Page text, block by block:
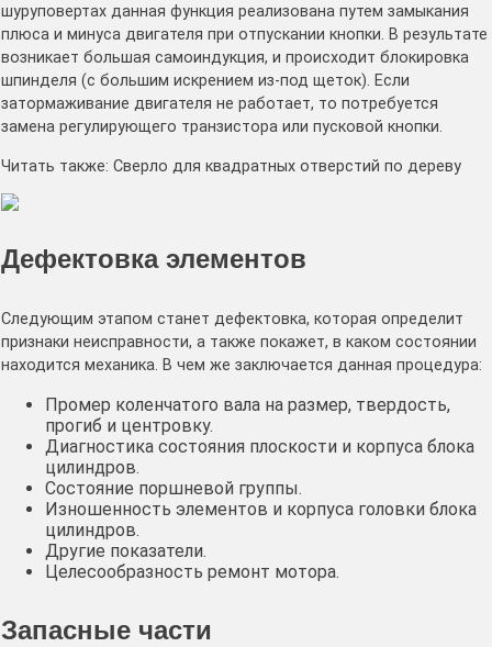
шуруповертах данная функция реализована путем замыкания
плюса и минуса двигателя при отпускании кнопки. В результате
возникает большая самоиндукция, и происходит блокировка
шпинделя (с большим искрением из-под щеток). Если
затормаживание двигателя не работает, то потребуется
замена регулирующего транзистора или пусковой кнопки.
Читать также: Сверло для квадратных отверстий по дереву
Дефектовка элементов
Следующим этапом станет дефектовка, которая определит
признаки неисправности, а также покажет, в каком состоянии
находится механика. В чем же заключается данная процедура:
Промер коленчатого вала на размер, твердость,
прогиб и центровку.
Диагностика состояния плоскости и корпуса блока
цилиндров.
Состояние поршневой группы.
Изношенность элементов и корпуса головки блока
цилиндров.
Другие показатели.
Целесообразность ремонт мотора.
Запасные части